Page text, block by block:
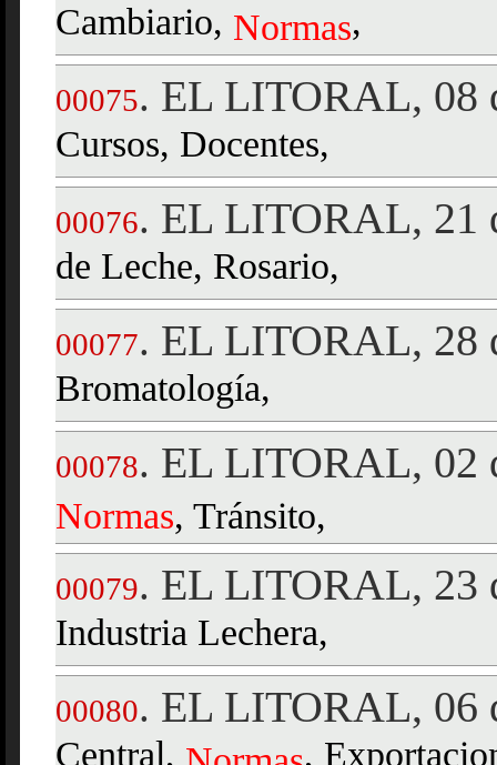
Cambiario, Normas,
00075. EL LITORAL, 08
Cursos, Docentes,
00076. EL LITORAL, 21
de Leche, Rosario,
00077. EL LITORAL, 28
Bromatología,
00078. EL LITORAL, 02
Normas, Tránsito,
00079. EL LITORAL, 23
Industria Lechera,
00080. EL LITORAL, 06